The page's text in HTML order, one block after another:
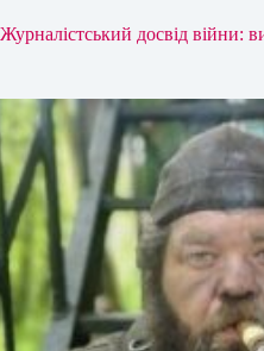
Журналістський досвід війни: